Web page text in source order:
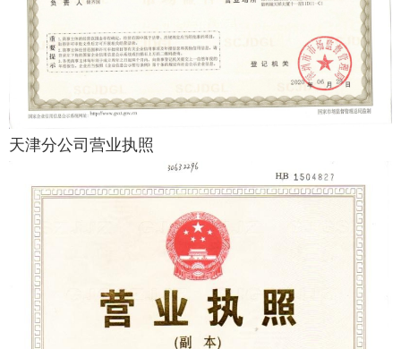
天津分公司营业执照